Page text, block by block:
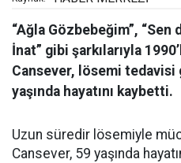
“Ağla Gözbebeğim”, “Sen
İnat” gibi şarkılarıyla
Cansever, lösemi tedavisi
yaşında hayatını kaybetti.
Uzun süredir lösemiyle
Cansever, 59 yaşında